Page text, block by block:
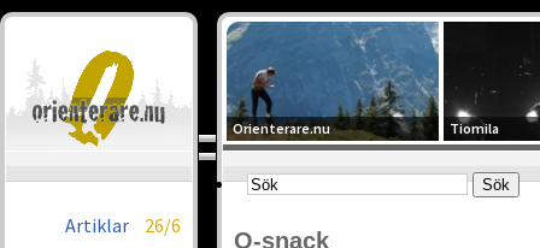
Artiklar
26/6
Orienterare.nu Tiomila
O-snack